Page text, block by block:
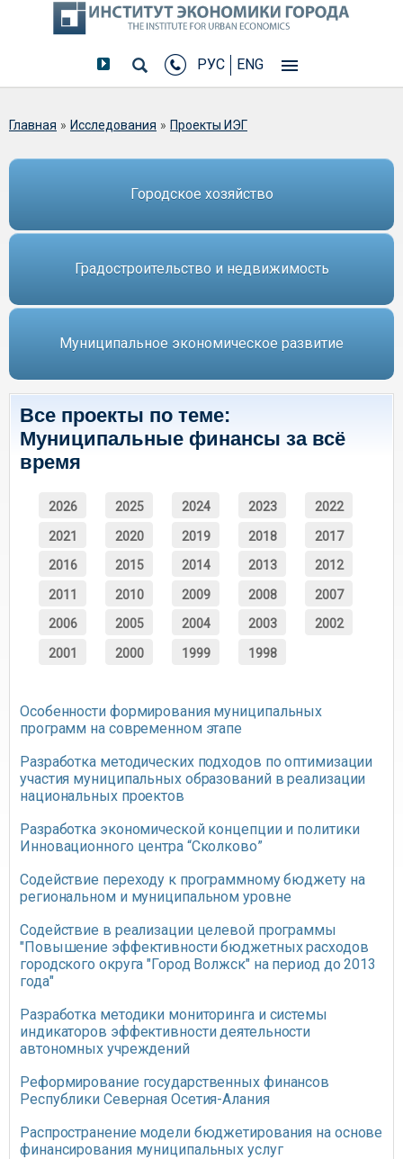
РУС ENG
Вы здесь
Главная » Исследования » Проекты ИЭГ
Городское хозяйство
Градостроительство и недвижимость
Муниципальное экономическое развитие
Все проекты по теме:
Муниципальные финансы за всё
время
2026 2025 2024 2023 2022
2021 2020 2019 2018 2017
2016 2015 2014 2013 2012
2011 2010 2009 2008 2007
2006 2005 2004 2003 2002
2001 2000 1999 1998
Особенности формирования муниципальных
программ на современном этапе
Разработка методических подходов по оптимизации
участия муниципальных образований в реализации
национальных проектов
Разработка экономической концепции и политики
Инновационного центра “Сколково”
Содействие переходу к программному бюджету на
региональном и муниципальном уровне
Содействие в реализации целевой программы
"Повышение эффективности бюджетных расходов
городского округа "Город Волжск" на период до 2013
года"
Разработка методики мониторинга и системы
индикаторов эффективности деятельности
автономных учреждений
Реформирование государственных финансов
Республики Северная Осетия-Алания
Распространение модели бюджетирования на основе
финансирования муниципальных услуг